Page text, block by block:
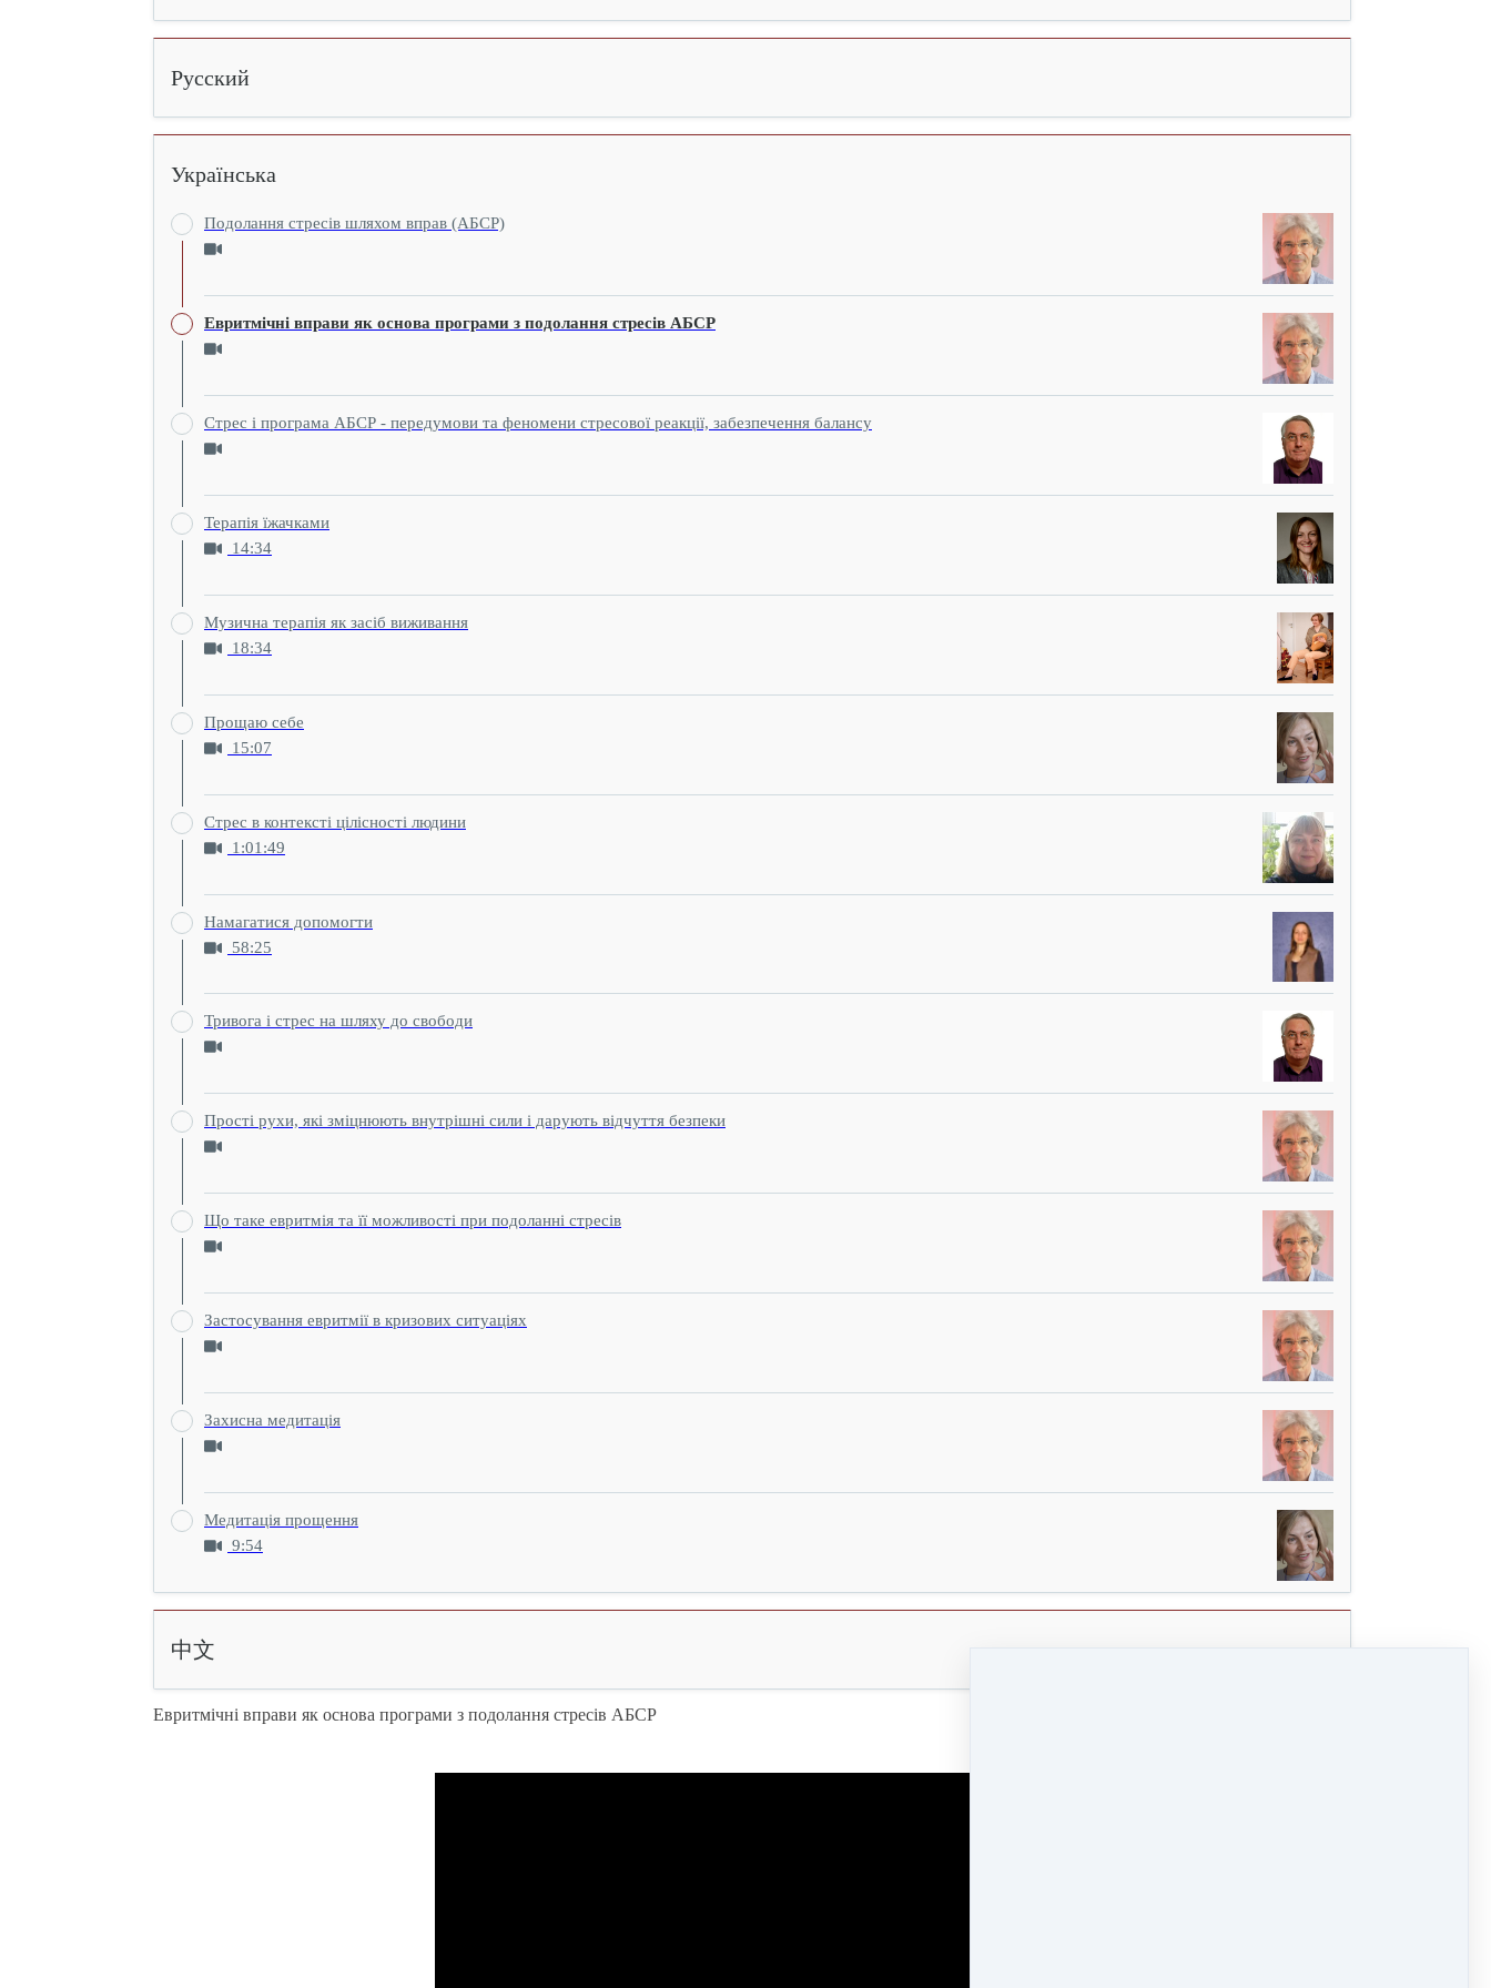
Русский
Українська
Подолання стресiв шляхом вправ (АБСР)
Евритмічні вправи як основа програми з подолання стресів АБСР
Стрес і програма АБСР - передумови та феномени стресової реакції, забезпечення балансу
Терапія їжачками
14:34
Музична терапія як засіб виживання
18:34
Прощаю себе
15:07
Стрес в контексті цілісності людини
1:01:49
Намагатися допомогти
58:25
Тривога і стрес на шляху до свободи
Прості рухи, які зміцнюють внутрішні сили і дарують відчуття безпеки
Що таке евритмія та її можливості при подоланні стресів
Застосування евритмії в кризових ситуаціях
Захисна медитація
Медитація прощення
9:54
中文
Евритмічні вправи як основа програми з подолання стресів АБСР